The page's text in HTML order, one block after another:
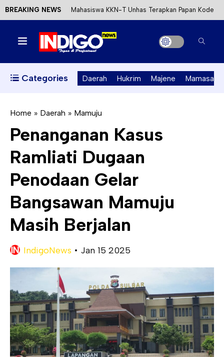
BREAKING NEWS Mahasiswa KKN-T Unhas Terapkan Papan Kode
Etik Wisata di Pantai Lawere Desa Lotang Salo
Satu DPO Pengeroyokan SPBU Tapalang
Ditangkap, Satu Lagi Kabur ke Kalimantan
Perizinan Air Tanah melalui Aplikasi SAPO
Kecewa Kapolresta Absen, APPK Mamuju
Soroti Kejanggalan Kasus Tambang Emas Ilegal
Categories Daerah Hukrim Majene Mamasa
Home » Daerah » Mamuju
Penanganan Kasus
Ramliati Dugaan
Penodaan Gelar
Bangsawan Mamuju
Masih Berjalan
IndigoNews • Jan 15 2025